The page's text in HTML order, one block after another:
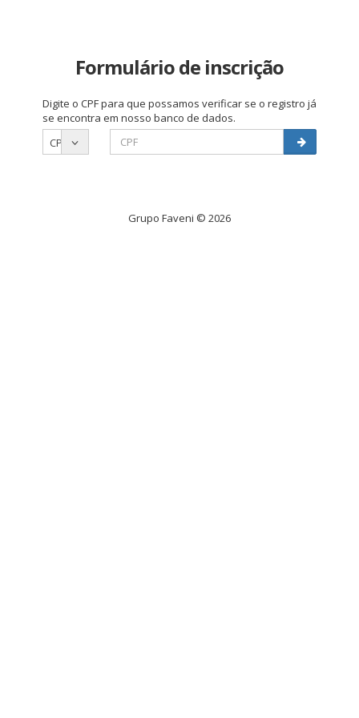
Formulário de inscrição
Digite o CPF para que possamos verificar se o registro já
se encontra em nosso banco de dados.
CPF
Grupo Faveni © 2026